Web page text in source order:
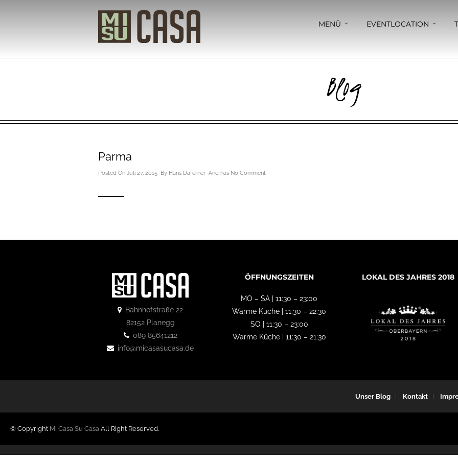
MENÜ EVENTLOCATION
Blog
Parma
Posted On Juli 27, 2015 By Hans Daferner And has No Comment
Bahnhofstraße 22
82152 Planegg
089 85641212
info@micasasucasa.de
ÖFFNUNGSZEITEN
MO – SA | 11:30 – 23:00
Warme Küche | 11:30 – 22:30
SO | 11:30 – 23:00
Warme Küche | 11:30 – 21:30
LOKAL DES JAHRES 2018
Unser Blog Kontakt
© Copyright Mi Casa Su Casa All Right Reserved.